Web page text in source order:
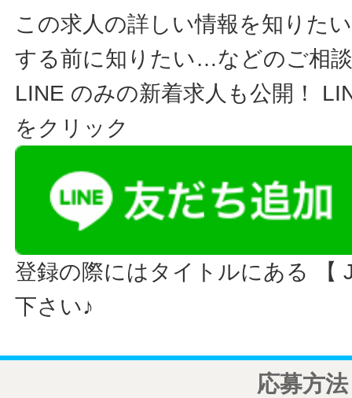
この求人の詳しい情報を知りた
する前に知りたい…などのご相
LINE のみの新着求人も公開！
をクリック
登録の際にはタイトルにある 【
下さい♪
応募方法